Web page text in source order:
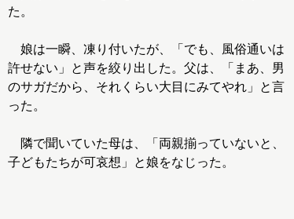
た。
娘は一瞬、凍り付いたが、「でも、風俗通いは
許せない」と声を絞り出した。父は、「まあ、男
のサガだから、それくらい大目にみてやれ」と言
った。
隣で聞いていた母は、「両親揃っていないと、
子どもたちが可哀想」と娘をなじった。